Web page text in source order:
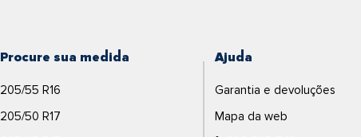
Procure sua medida
205/55 R16
205/50 R17
Ajuda
Garantia e devoluções
Mapa da web